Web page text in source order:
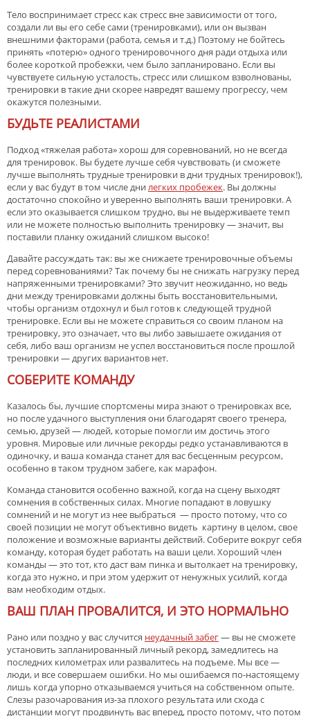
Тело воспринимает стресс как стресс вне зависимости от того,
создали ли вы его себе сами (тренировками), или он вызван
внешними факторами (работа, семья и т.д.) Поэтому не бойтесь
принять «потерю» одного тренировочного дня ради отдыха или
более короткой пробежки, чем было запланировано. Если вы
чувствуете сильную усталость, стресс или слишком взволнованы,
тренировки в такие дни скорее навредят вашему прогрессу, чем
окажутся полезными.
БУДЬТЕ РЕАЛИСТАМИ
Подход «тяжелая работа» хорош для соревнований, но не всегда
для тренировок. Вы будете лучше себя чувствовать (и сможете
лучше выполнять трудные тренировки в дни трудных тренировок!),
если у вас будут в том числе дни легких пробежек. Вы должны
достаточно спокойно и уверенно выполнять ваши тренировки. А
если это оказывается слишком трудно, вы не выдерживаете темп
или не можете полностью выполнить тренировку — значит, вы
поставили планку ожиданий слишком высоко!
Давайте рассуждать так: вы же снижаете тренировочные объемы
перед соревнованиями? Так почему бы не снижать нагрузку перед
напряженными тренировками? Это звучит неожиданно, но ведь
дни между тренировками должны быть восстановительными,
чтобы организм отдохнул и был готов к следующей трудной
тренировке. Если вы не можете справиться со своим планом на
тренировку, это означает, что вы либо завышаете ожидания от
себя, либо ваш организм не успел восстановиться после прошлой
тренировки — других вариантов нет.
СОБЕРИТЕ КОМАНДУ
Казалось бы, лучшие спортсмены мира знают о тренировках все,
но после удачного выступления они благодарят своего тренера,
семью, друзей — людей, которые помогли им достичь этого
уровня. Мировые или личные рекорды редко устанавливаются в
одиночку, и ваша команда станет для вас бесценным ресурсом,
особенно в таком трудном забеге, как марафон.
Команда становится особенно важной, когда на сцену выходят
сомнения в собственных силах. Многие попадают в ловушку
сомнений и не могут из нее выбраться — просто потому, что со
своей позиции не могут объективно видеть картину в целом, свое
положение и возможные варианты действий. Соберите вокруг себя
команду, которая будет работать на ваши цели. Хороший член
команды — это тот, кто даст вам пинка и вытолкает на тренировку,
когда это нужно, и при этом удержит от ненужных усилий, когда
вам необходим отдых.
ВАШ ПЛАН ПРОВАЛИТСЯ, И ЭТО НОРМАЛЬНО
Рано или поздно у вас случится неудачный забег— вы не сможете
установить запланированный личный рекорд, замедлитесь на
последних километрах или развалитесь на подъеме. Мы все —
люди, и все совершаем ошибки. Но мы ошибаемся по-настоящему
лишь когда упорно отказываемся учиться на собственном опыте.
Слезы разочарования из-за плохого результата или схода с
дистанции могут продвинуть вас вперед, просто потому, что потом